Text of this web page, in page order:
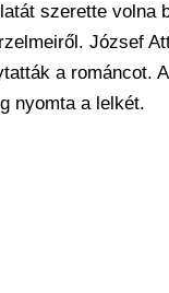
szerette volna
József
a románcot.
nyomta a lelkét.